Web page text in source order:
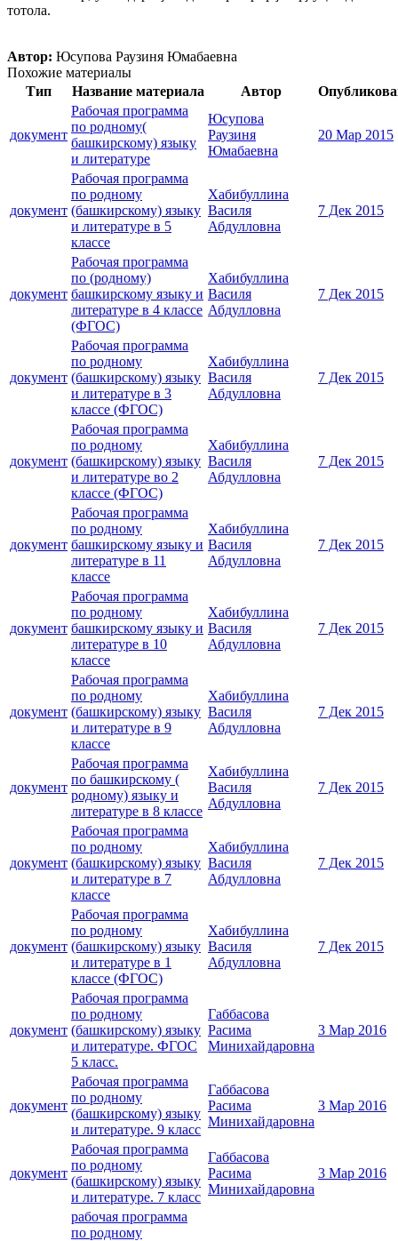
тотола.
Автор: Юсупова Раузиня Юмабаевна
Похожие материалы
Тип
Название материала Автор
документ
Рабочая программа
по родному(
башкирскому) языку
и литературе
Юсупова
Раузиня
Юмабаевна
20 Мар 2015
документ
Рабочая программа
по родному
(башкирскому) языку
и литературе в 5
классе
Хабибуллина
Василя
Абдулловна
7 Дек 2015
документ
Рабочая программа
по (родному)
башкирскому языку и
литературе в 4 классе
(ФГОС)
Хабибуллина
Василя
Абдулловна
7 Дек 2015
документ
Рабочая программа
по родному
(башкирскому) языку
и литературе в 3
классе (ФГОС)
Хабибуллина
Василя
Абдулловна
7 Дек 2015
документ
Рабочая программа
по родному
(башкирскому) языку
и литературе во 2
классе (ФГОС)
Хабибуллина
Василя
Абдулловна
7 Дек 2015
документ
Рабочая программа
по родному
башкирскому языку и
литературе в 11
классе
Хабибуллина
Василя
Абдулловна
7 Дек 2015
документ
Рабочая программа
по родному
башкирскому языку и
литературе в 10
классе
Хабибуллина
Василя
Абдулловна
7 Дек 2015
документ
Рабочая программа
по родному
(башкирскому) языку
и литературе в 9
классе
Хабибуллина
Василя
Абдулловна
7 Дек 2015
документ
Рабочая программа
по башкирскому (
родному) языку и
литературе в 8 классе
Хабибуллина
Василя
Абдулловна
7 Дек 2015
документ
Рабочая программа
по родному
(башкирскому) языку
и литературе в 7
классе
Хабибуллина
Василя
Абдулловна
7 Дек 2015
документ
Рабочая программа
по родному
(башкирскому) языку
и литературе в 1
классе (ФГОС)
Хабибуллина
Василя
Абдулловна
7 Дек 2015
документ
Рабочая программа
по родному
(башкирскому) языку
и литературе. ФГОС
5 класс.
Габбасова
Расима
Минихайдаровна
3 Мар 2016
документ
Рабочая программа
по родному
(башкирскому) языку
и литературе. 9 класс
Габбасова
Расима
Минихайдаровна
3 Мар 2016
документ
Рабочая программа
по родному
(башкирскому) языку
и литературе. 7 класс
Габбасова
Расима
Минихайдаровна
3 Мар 2016
рабочая программа
по родному